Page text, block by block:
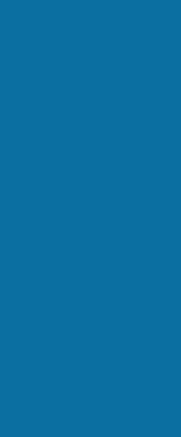
Храмовая архитектура
истории мирового
современной Одиши (ранее
архитектурное наследие,
себе духовные традиции,
восточно-индийской
поражают своей
"Архитектура
энциклопедия
рассказывает
региона. Изучение
пониманию не
мировоззрения
Исторический
Зодчество Калинги
Одиши. После правления
пережил несколько
династии Восточных Гангов
было построено
правители этих династий
архитектуре, финансируя
В этот период строительные
отражая духовные,
Покровительство монархов
от скромных построек к
сих пор поражают своим